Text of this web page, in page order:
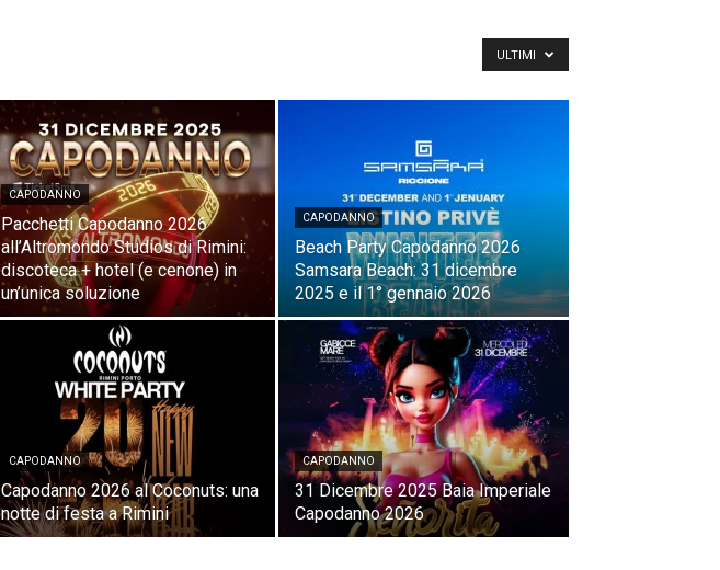
ULTIMI
CAPODANNO
Pacchetti Capodanno 2026
all’Altromondo Studios di Rimini:
discoteca + hotel (e cenone) in
un’unica soluzione
CAPODANNO
Beach Party Capodanno 2026
Samsara Beach: 31 dicembre
2025 e il 1° gennaio 2026
CAPODANNO
Capodanno 2026 al Coconuts: una
notte di festa a Rimini
CAPODANNO
31 Dicembre 2025 Baia Imperiale
Capodanno 2026